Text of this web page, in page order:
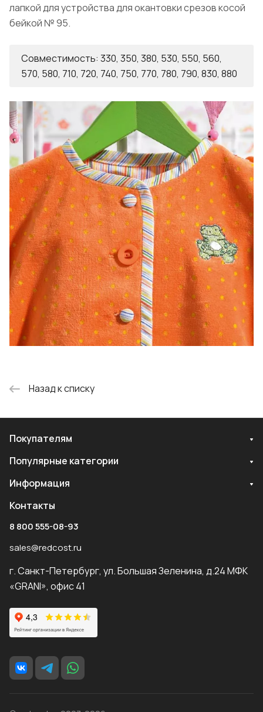
лапкой для устройства для окантовки срезов косой
бейкой № 95.
Совместимость: 330, 350, 380, 530, 550, 560,
570, 580, 710, 720, 740, 750, 770, 780, 790, 830, 880
Назад к списку
Покупателям
Популярные категории
Информация
Контакты
8 800 555-08-93
sales@redcost.ru
г. Санкт-Петербург, ул. Большая Зеленина, д.24 МФК
«GRANI», офис 41